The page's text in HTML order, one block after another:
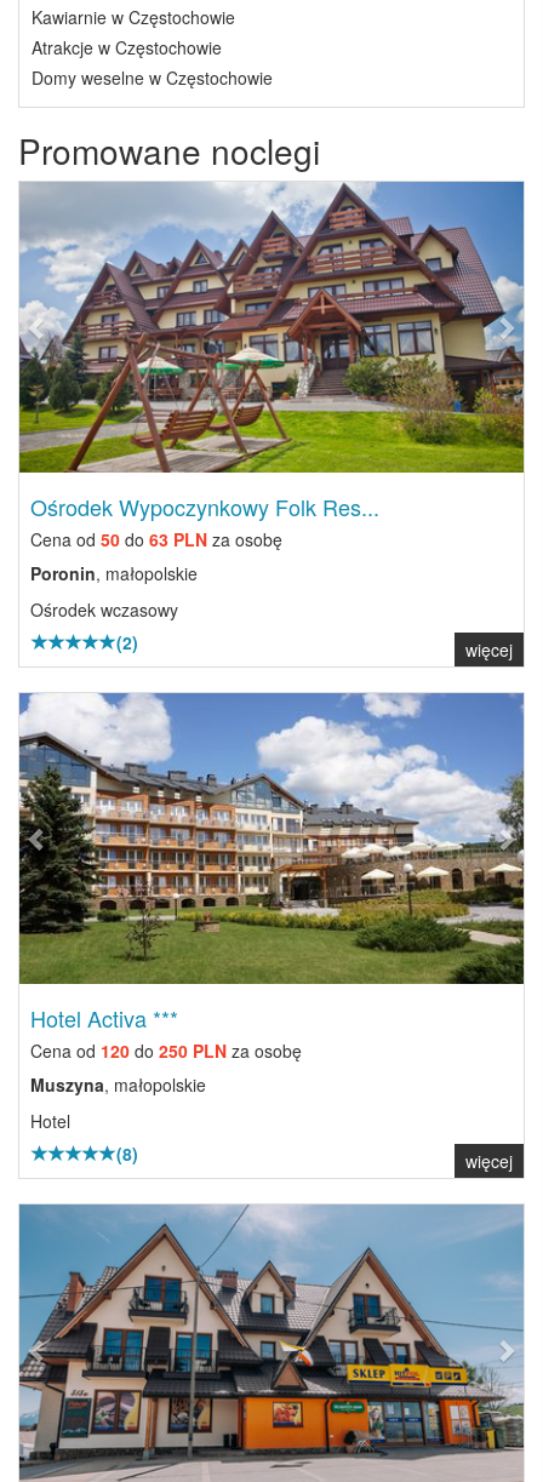
Kawiarnie w Częstochowie
Atrakcje w Częstochowie
Domy weselne w Częstochowie
Promowane noclegi
Ośrodek Wypoczynkowy Folk Res...
Cena od 50 do 63 PLN za osobę
Poronin, małopolskie
Ośrodek wczasowy
(2)
więcej
Previous Next
Hotel Activa ***
Cena od 120 do 250 PLN za osobę
Muszyna, małopolskie
Hotel
(8)
więcej
Previous Next